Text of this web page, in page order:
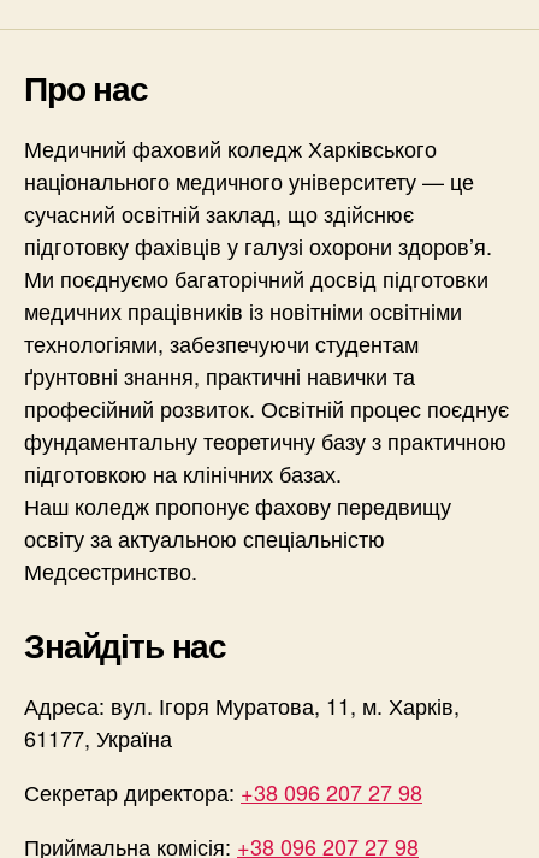
Про нас
Медичний фаховий коледж Харківського
національного медичного університету — це
сучасний освітній заклад, що здійснює
підготовку фахівців у галузі охорони здоров’я.
Ми поєднуємо багаторічний досвід підготовки
медичних працівників із новітніми освітніми
технологіями, забезпечуючи студентам
ґрунтовні знання, практичні навички та
професійний розвиток. Освітній процес поєднує
фундаментальну теоретичну базу з практичною
підготовкою на клінічних базах.
Наш коледж пропонує фахову передвищу
освіту за актуальною спеціальністю
Медсестринство.
Знайдіть нас
Адреса: вул. Ігоря Муратова, 11, м. Харків,
61177, Україна
Секретар директора: +38 096 207 27 98
Приймальна комісія: +38 096 207 27 98